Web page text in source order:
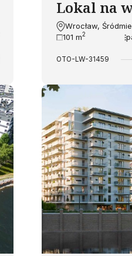
Lokal na
Wrocław,
101 m2
OTO-LW-31459